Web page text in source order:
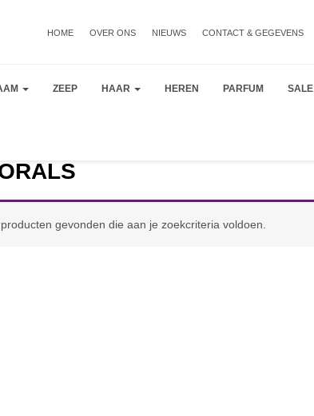
HOME OVER ONS NIEUWS CONTACT & GEGEVENS
ZEEP HAAR HEREN PARFUM SALE
gevonden die aan je zoekcriteria voldoen.